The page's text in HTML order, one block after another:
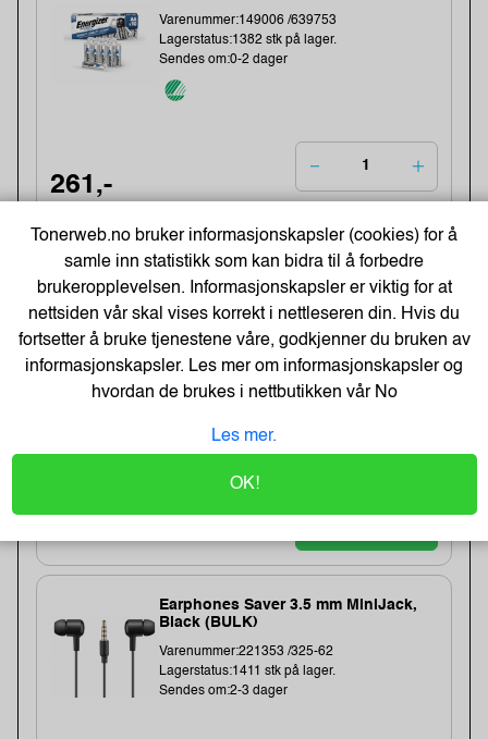
Varenummer:149006 /639753
Lagerstatus:1382 stk på lager.
Sendes om:0-2 dager
261,-
Kjøp
-48%
Kopipapir Nøytralt A4 80G (500 ark) -
Bestselger!
Varenummer:329900 /
Lagerstatus:50 stk på lager.
Sendes om:0-2 dager
Earphones Saver 3.5 mm MiniJack,
Black (BULK)
Varenummer:221353 /325-62
Lagerstatus:1411 stk på lager.
Sendes om:2-3 dager
Tonerweb.no bruker informasjonskapsler (cookies) for å
samle inn statistikk som kan bidra til å forbedre
brukeropplevelsen. Informasjonskapsler er viktig for at
nettsiden vår skal vises korrekt i nettleseren din. Hvis du
fortsetter å bruke tjenestene våre, godkjenner du bruken av
informasjonskapsler. Les mer om informasjonskapsler og
hvordan de brukes i nettbutikken vårNo
Les mer.
OK!